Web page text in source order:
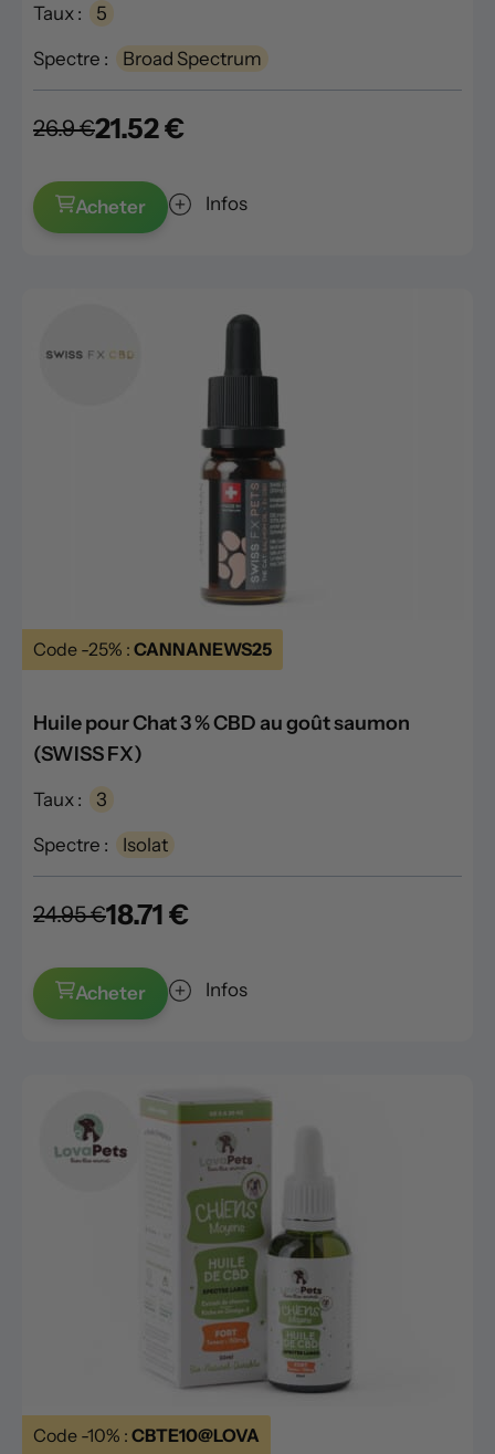
Taux : 5
Spectre : Broad Spectrum
26.9 €21.52 €
Acheter Infos
Code -25% : CANNANEWS25
Huile pour Chat 3 % CBD au goût saumon
(SWISS FX)
Taux : 3
Spectre : Isolat
24.95 €18.71 €
Acheter Infos
Code -10% : CBTE10@LOVA